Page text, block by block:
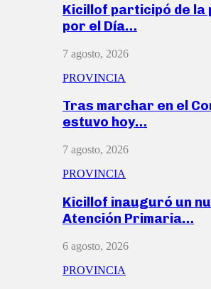
Kicillof participó de
por el Día…
7 agosto, 2026
PROVINCIA
Tras marchar en el
estuvo hoy…
7 agosto, 2026
PROVINCIA
Kicillof inauguró un
Atención Primaria…
6 agosto, 2026
PROVINCIA